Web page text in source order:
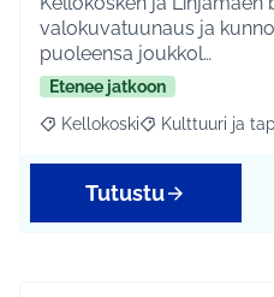
valokuvatuunaus ja
puoleensa joukkol…
Etenee jatkoon
Rajaa tulokset aihepiirin
Kellokoski Rajaa tulokset
Kulttuuri ja
Tutustu